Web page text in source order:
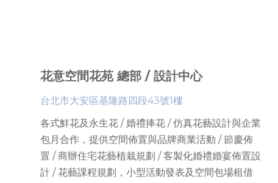
花意空間花苑 總部 / 設計中心
台北市大安區基隆路四段43號1樓
各式鮮花及永生花 / 婚禮捧花 / 仿真花藝設計與企業
包月合作，提供空間佈置與品牌商業活動 / 節慶佈
置 / 商辦住宅花藝植栽規劃 / 客製化婚禮婚宴佈置設
計 / 花藝課程規劃 ， 小型活動發表及空間包場租借